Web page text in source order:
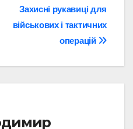
Захисні рукавиці для
військових і тактичних
операцій